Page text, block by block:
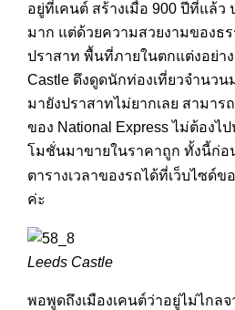
อยู่ที่เคนต์ สร้างเมื่อ 900 ปีที่แล้
มาก แต่ด้วยความสวยงามของธ
ปราสาท พื้นที่ภายในตกแต่งอย่า
Castle ดึงดูดนักท่องเที่ยวจำนวน
มายังปราสาทไม่ยากเลย สามาร
ของ National Express ไม่ต้องไ
โมชั่นมาขายในราคาถูก ทั้งนี้ก่อ
ตารางเวลาของรถได้ที่เว็บไซด์ข
ค่ะ
Leeds Castle
พอพูดถึงเมืองเคนต์ว่าอยู่ไม่ไกลจ